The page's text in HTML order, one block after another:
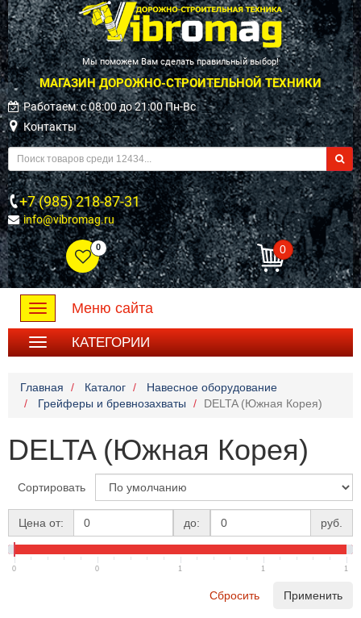
Мы поможем Вам сделать правильный выбор!
МАГАЗИН ДОРОЖНО-СТРОИТЕЛЬНОЙ ТЕХНИКИ
Работаем: c 08:00 до 21:00 Пн-Вс
Контакты
+7 (985) 218-87-31
info@vibromag.ru
0 0
Toggle
navigation
Меню сайта
КАТЕГОРИИ
Главная Каталог
Навесное оборудование
Грейферы и бревнозахваты
DELTA (Южная Корея)
DELTA (Южная Корея)
Сортировать
Цена от: до: руб.
0 0 1 1 1
Сбросить Применить